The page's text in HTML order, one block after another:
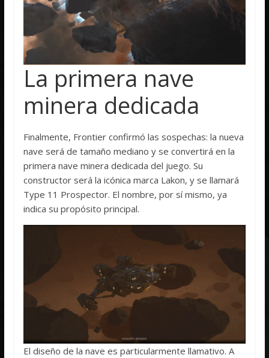
La primera nave
minera dedicada
Finalmente, Frontier confirmó las sospechas: la nueva
nave será de tamaño mediano y se convertirá en la
primera nave minera dedicada del juego. Su
constructor será la icónica marca Lakon, y se llamará
Type 11 Prospector. El nombre, por sí mismo, ya
indica su propósito principal.
El diseño de la nave es particularmente llamativo. A